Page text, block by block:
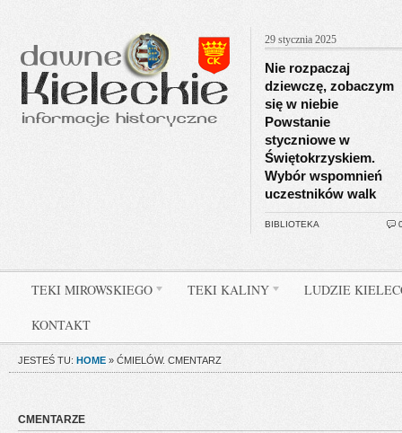
29 stycznia 2025
Nie rozpaczaj
dziewczę, zobaczym
się w niebie
Powstanie
styczniowe w
Świętokrzyskiem.
Wybór wspomnień
uczestników walk
BIBLIOTEKA
TEKI MIROWSKIEGO TEKI KALINY LUDZIE
KONTAKT
JESTEŚ TU: HOME » ĆMIELÓW. CMENTARZ
CMENTARZE